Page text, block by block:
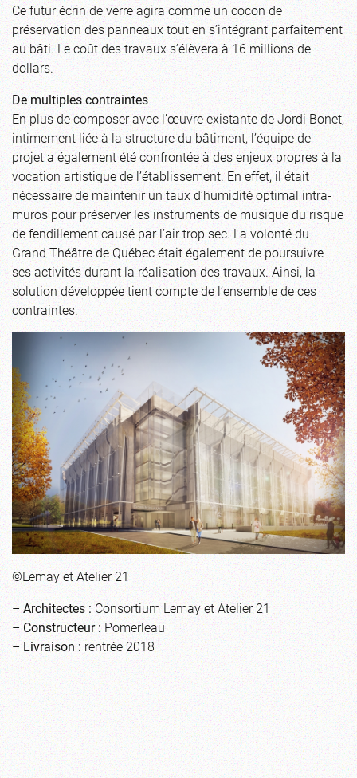
Ce futur écrin de verre agira comme un cocon de
préservation des panneaux tout en s’intégrant parfaitement
au bâti. Le coût des travaux s’élèvera à 16 millions de
dollars.
De multiples contraintes
En plus de composer avec l’œuvre existante de Jordi Bonet,
intimement liée à la structure du bâtiment, l’équipe de
projet a également été confrontée à des enjeux propres à la
vocation artistique de l’établissement. En effet, il était
nécessaire de maintenir un taux d’humidité optimal intra-
muros pour préserver les instruments de musique du risque
de fendillement causé par l’air trop sec. La volonté du
Grand Théâtre de Québec était également de poursuivre
ses activités durant la réalisation des travaux. Ainsi, la
solution développée tient compte de l’ensemble de ces
contraintes.
©Lemay et Atelier 21
–Architectes :Consortium Lemay et Atelier 21
–Constructeur :Pomerleau
–Livraison :rentrée 2018